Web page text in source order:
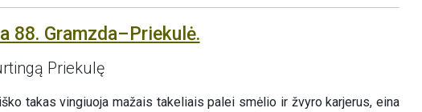
88. Gramzda–Priekulė.
Priekulę
takas vingiuoja mažais takeliais palei smėlio ir žvyro karjerus, eina